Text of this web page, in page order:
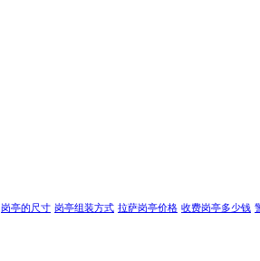
岗亭的尺寸 岗亭组装方式 拉萨岗亭价格 收费岗亭多少钱